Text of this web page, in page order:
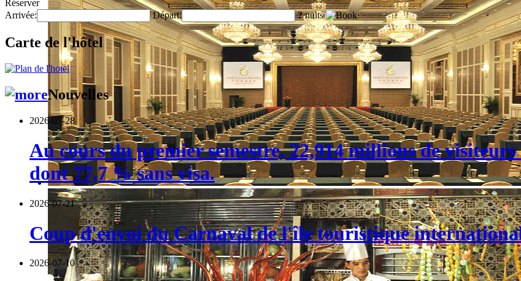
Réserver
Arrivée:
Départ: ?nuits
Carte de l'hôtel
Nouvelles
2026-07-28
Au cours du premier semestre, 22,914 millions de
dont 77,7 % sans visa.
2026-07-21
Coup d'envoi du Carnaval de l'île touristique
2026-07-10